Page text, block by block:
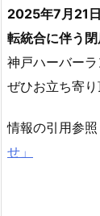
2025年7月21
転統合に伴う閉
神戸ハーバー
ぜひお立ち寄り
情報の引用参照
せ」